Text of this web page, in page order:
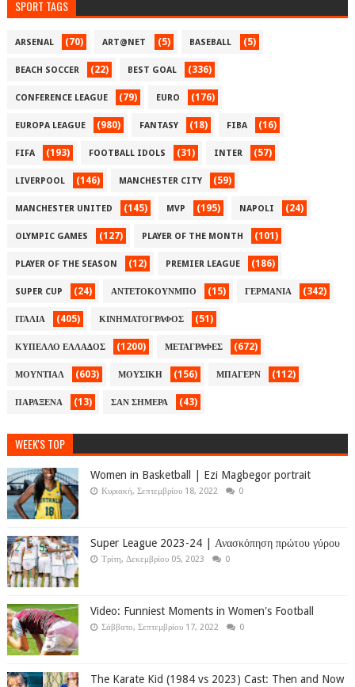
SPORT TAGS
ARSENAL (70) ART@NET (5) BASEBALL (5)
BEACH SOCCER (22) BEST GOAL (336)
CONFERENCE LEAGUE (79) EURO (176)
EUROPA LEAGUE (980) FANTASY (18) FIBA (16)
FIFA (193) FOOTBALL IDOLS (31) INTER (57)
LIVERPOOL (146) MANCHESTER CITY (59)
MANCHESTER UNITED (145) MVP (195) NAPOLI (24)
OLYMPIC GAMES (127) PLAYER OF THE MONTH (101)
PLAYER OF THE SEASON (12) PREMIER LEAGUE (186)
SUPER CUP (24) ΑΝΤΕΤΟΚΟΥΝΜΠΟ (15) ΓΕΡΜΑΝΙΑ (342)
ΙΤΑΛΙΑ (405) ΚΙΝΗΜΑΤΟΓΡΑΦΟΣ (51)
ΚΥΠΕΛΛΟ ΕΛΛΑΔΟΣ (1200) ΜΕΤΑΓΡΑΦΕΣ (672)
ΜΟΥΝΤΙΑΛ (603) ΜΟΥΣΙΚΗ (156) ΜΠΑΓΕΡΝ (112)
ΠΑΡΑΞΕΝΑ (13) ΣΑΝ ΣΗΜΕΡΑ (43)
WEEK'S TOP
Women in Basketball | Ezi Magbegor portrait
Κυριακή, Σεπτεμβρίου 18, 2022 0
Super League 2023-24 | Ανασκόπηση πρώτου γύρου
Τρίτη, Δεκεμβρίου 05, 2023 0
Video: Funniest Moments in Women's Football
Σάββατο, Σεπτεμβρίου 17, 2022 0
The Karate Kid (1984 vs 2023) Cast: Then and Now